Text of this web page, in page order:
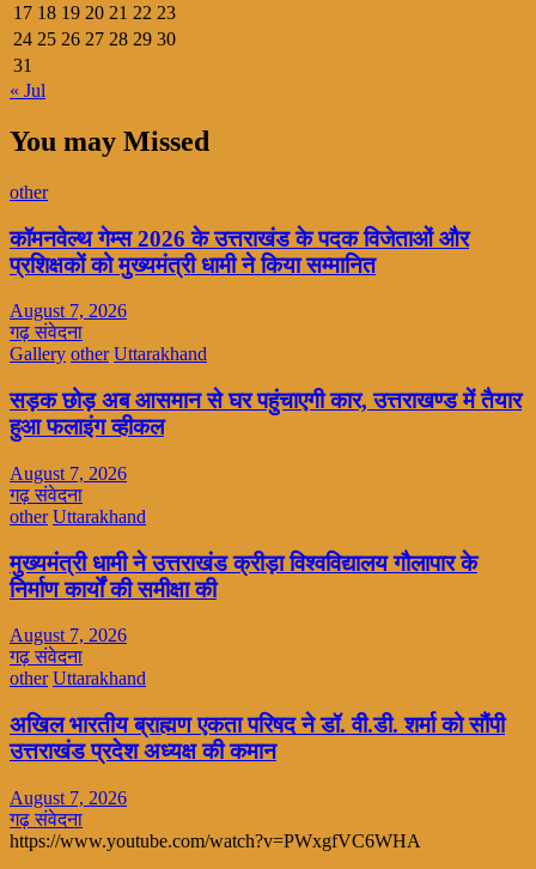
17 18 19 20 21 22 23
24 25 26 27 28 29 30
31
« Jul
You may Missed
other
कॉमनवेल्थ गेम्स 2026 के उत्तराखंड के पदक विजेताओं और
प्रशिक्षकों को मुख्यमंत्री धामी ने किया सम्मानित
August 7, 2026
गढ़ संवेदना
Gallery other Uttarakhand
सड़क छोड़ अब आसमान से घर पहुंचाएगी कार, उत्तराखण्ड में तैयार
हुआ फलाइंग व्हीकल
August 7, 2026
गढ़ संवेदना
other Uttarakhand
मुख्यमंत्री धामी ने उत्तराखंड क्रीड़ा विश्वविद्यालय गौलापार के
निर्माण कार्यों की समीक्षा की
August 7, 2026
गढ़ संवेदना
other Uttarakhand
अखिल भारतीय ब्राह्मण एकता परिषद ने डॉ. वी.डी. शर्मा को सौंपी
उत्तराखंड प्रदेश अध्यक्ष की कमान
August 7, 2026
गढ़ संवेदना
https://www.youtube.com/watch?v=PWxgfVC6WHA